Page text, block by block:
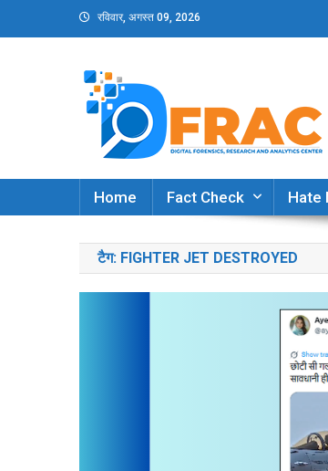
to
रविवार, अगस्त 09, 2026
DFRAC_ORG
Digital Forensics, Research and
Home
Fact Check Hate
टैग: FIGHTER JET DESTROYED